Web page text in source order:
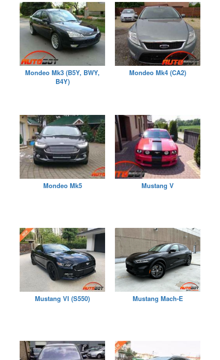
Mondeo Mk3 (B5Y, BWY,
B4Y)
Mondeo Mk4 (CA2)
Mondeo Mk5 Mustang V
Mustang VI (S550) Mustang Mach-E